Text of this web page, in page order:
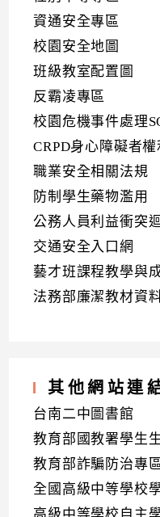
資通安全專區
校園安全地圖
班級教室配置圖
反霸凌專區
校園危機事件處理
CRPD身心障礙者
職業安全相關法規
防制學生藥物濫用
公務人員利益衝突
交通安全入口網
藝才班課程教學與
法務部廉潔教材資
其他網站連
台南二中圖書館
教育部國教署學生
教育部詐騙防治專區
全國高級中等學校
高級中等學校自主